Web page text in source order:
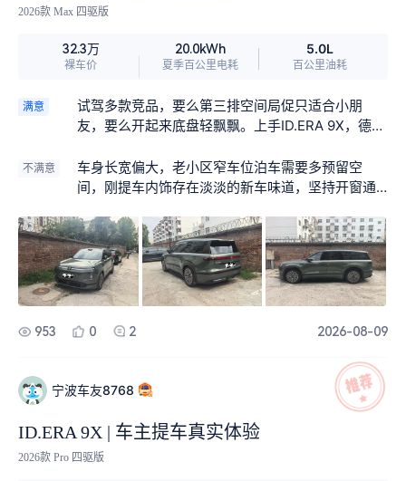
2026款 Max 四驱版
32.3万
裸车价
20.0kWh
夏季百公里电耗
5.0L
百公里油耗
满意
试驾多款竞品，要么第三排空间局促只适合小朋
友，要么开起来底盘轻飘飘。上手ID.ERA 9X，德系
独立座椅上下第三排通道宽敞，一家人短途出游不
用纠结谁坐拥挤后排，这点刚好契合家里需求。
不满意
车身长宽偏大，老小区窄车位泊车需要多预留空
间，刚提车内饰存在淡淡的新车味道，坚持开窗通
953 0 2 2026-08-09
宁波车友8768
ID.ERA 9X | 车主提车真实体验
2026款 Pro 四驱版